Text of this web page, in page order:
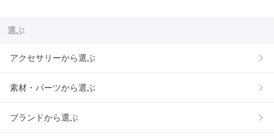
選ぶ
アクセサリーから選ぶ
素材・パーツから選ぶ
ブランドから選ぶ